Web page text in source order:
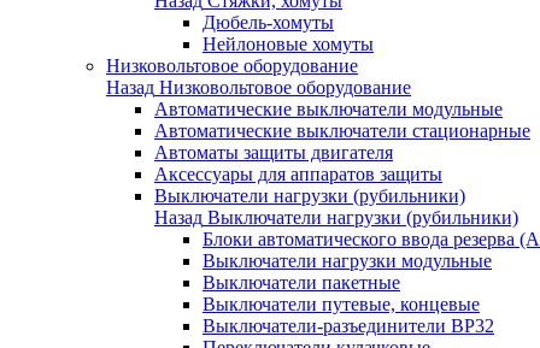
Дюбель-хомуты
Нейлоновые хомуты
Низковольтовое оборудование
Назад Низковольтовое оборудование
Автоматические выключатели модульные
Автоматические выключатели стационарные
Автоматы защиты двигателя
Аксессуары для аппаратов защиты
Выключатели нагрузки (рубильники)
Назад Выключатели нагрузки (рубильники)
Блоки автоматического ввода резерва
Выключатели нагрузки модульные
Выключатели пакетные
Выключатели путевые, концевые
Выключатели-разъединители ВР32